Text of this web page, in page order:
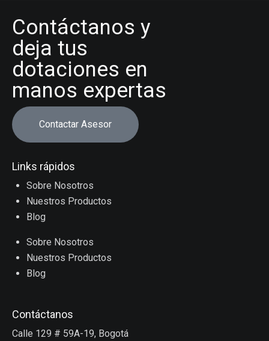
Contáctanos y
deja tus
dotaciones en
manos expertas
Contactar Asesor
Links rápidos
Sobre Nosotros
Nuestros Productos
Blog
Sobre Nosotros
Nuestros Productos
Blog
Contáctanos
Calle 129 # 59A-19, Bogotá